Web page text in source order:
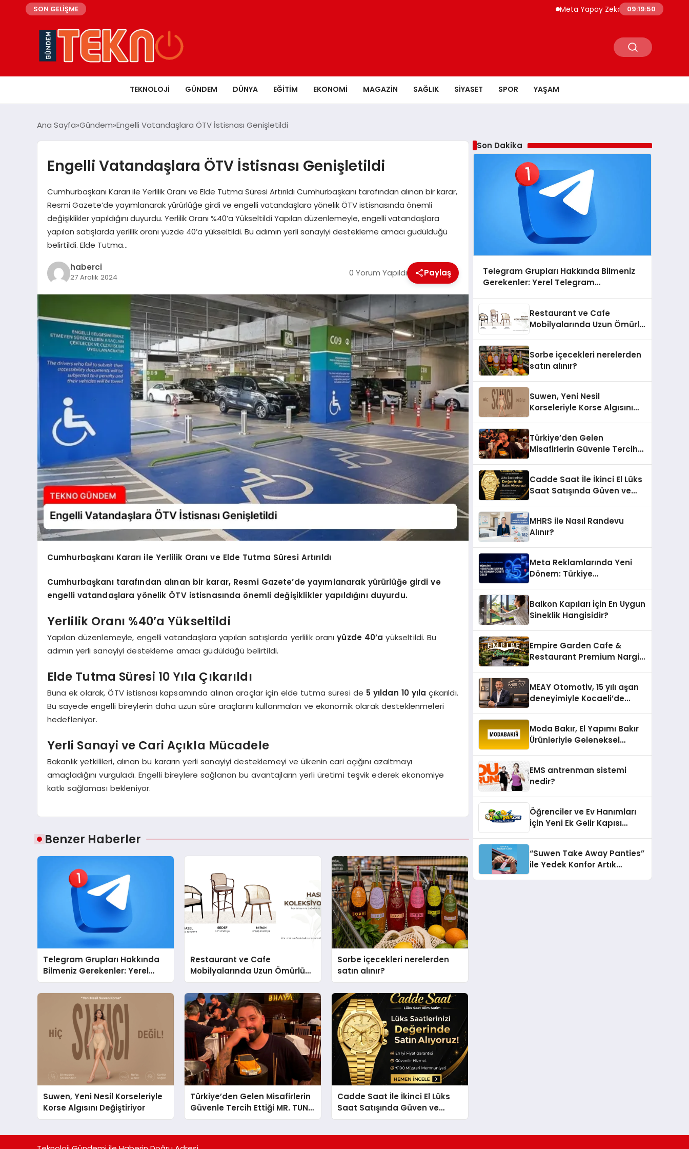
SON GELİŞME Meta Yapay Zeka Modeli Test Sırasında
09:19:51
TEKNOLOJI GÜNDEM DÜNYA EĞITIM EKONOMI MAGAZIN SAĞLIK SIYASET SPOR YAŞAM
Ana Sayfa Gündem Engelli Vatandaşlara ÖTV İstisnası Genişletildi
Engelli Vatandaşlara ÖTV İstisnası Genişletildi
Cumhurbaşkanı Kararı ile Yerlilik Oranı ve Elde Tutma Süresi Artırıldı Cumhurbaşkanı tarafından alınan bir karar,
Resmi Gazete’de yayımlanarak yürürlüğe girdi ve engelli vatandaşlara yönelik ÖTV istisnasında önemli
değişiklikler yapıldığını duyurdu. Yerlilik Oranı %40’a Yükseltildi Yapılan düzenlemeyle, engelli vatandaşlara
yapılan satışlarda yerlilik oranı yüzde 40’a yükseltildi. Bu adımın yerli sanayiyi destekleme amacı güdüldüğü
belirtildi. Elde Tutma…
haberci
27 Aralık 2024 0 Yorum Yapıldı Paylaş
Cumhurbaşkanı Kararı ile Yerlilik Oranı ve Elde Tutma Süresi Artırıldı
Cumhurbaşkanı tarafından alınan bir karar, Resmi Gazete’de yayımlanarak yürürlüğe girdi ve
engelli vatandaşlara yönelik ÖTV istisnasında önemli değişiklikler yapıldığını duyurdu.
Yerlilik Oranı %40’a Yükseltildi
Yapılan düzenlemeyle, engelli vatandaşlara yapılan satışlarda yerlilik oranıyüzde 40’a yükseltildi. Bu
adımın yerli sanayiyi destekleme amacı güdüldüğü belirtildi.
Elde Tutma Süresi 10 Yıla Çıkarıldı
Buna ek olarak, ÖTV istisnası kapsamında alınan araçlar için elde tutma süresi de 5 yıldan 10 yıla çıkarıldı.
Bu sayede engelli bireylerin daha uzun süre araçlarını kullanmaları ve ekonomik olarak desteklenmeleri
hedefleniyor.
Yerli Sanayi ve Cari Açıkla Mücadele
Bakanlık yetkilileri, alınan bu kararın yerli sanayiyi desteklemeyi ve ülkenin cari açığını azaltmayı
amaçladığını vurguladı. Engelli bireylere sağlanan bu avantajların yerli üretimi teşvik ederek ekonomiye
katkı sağlaması bekleniyor.
Benzer Haberler
Telegram Grupları Hakkında
Bilmeniz Gerekenler: Yerel
Telegram Gruplarıyla
Şehrinizdeki Topluluklara
Restaurant ve Cafe
Mobilyalarında Uzun Ömürlü
Sandalye Nasıl Seçilir?
Sorbe içecekleri nerelerden
satın alınır?
Suwen, Yeni Nesil Korseleriyle
Korse Algısını Değiştiriyor
Türkiye’den Gelen Misafirlerin
Güvenle Tercih Ettiği MR. TUNA
Restaurant Uluslararası
Cadde Saat İle İkinci El Lüks
Saat Satışında Güven ve
Doğru Değerleme
Son Dakika
Telegram Grupları Hakkında Bilmeniz
Gerekenler: Yerel Telegram
Ulaşın
Restaurant ve Cafe
Mobilyalarında Uzun Ömürlü
Sorbe içecekleri nerelerden
satın alınır?
Suwen, Yeni Nesil
Korseleriyle Korse Algısını
Türkiye’den Gelen
Misafirlerin Güvenle Tercih
Dikkat Çekiyor
Cadde Saat İle İkinci El Lüks
Saat Satışında Güven ve
MHRS ile Nasıl Randevu
Alınır?
Meta Reklamlarında Yeni
Dönem: Türkiye
Balkon Kapıları İçin En Uygun
Sineklik Hangisidir?
Empire Garden Cafe &
Restaurant Premium Nargile
MEAY Otomotiv, 15 yılı aşan
deneyimiyle Kocaeli’de
Moda Bakır, El Yapımı Bakır
Ürünleriyle Geleneksel
EMS antrenman sistemi
nedir?
Öğrenciler ve Ev Hanımları
İçin Yeni Ek Gelir Kapısı
“Suwen Take Away Panties”
ile Yedek Konfor Artık